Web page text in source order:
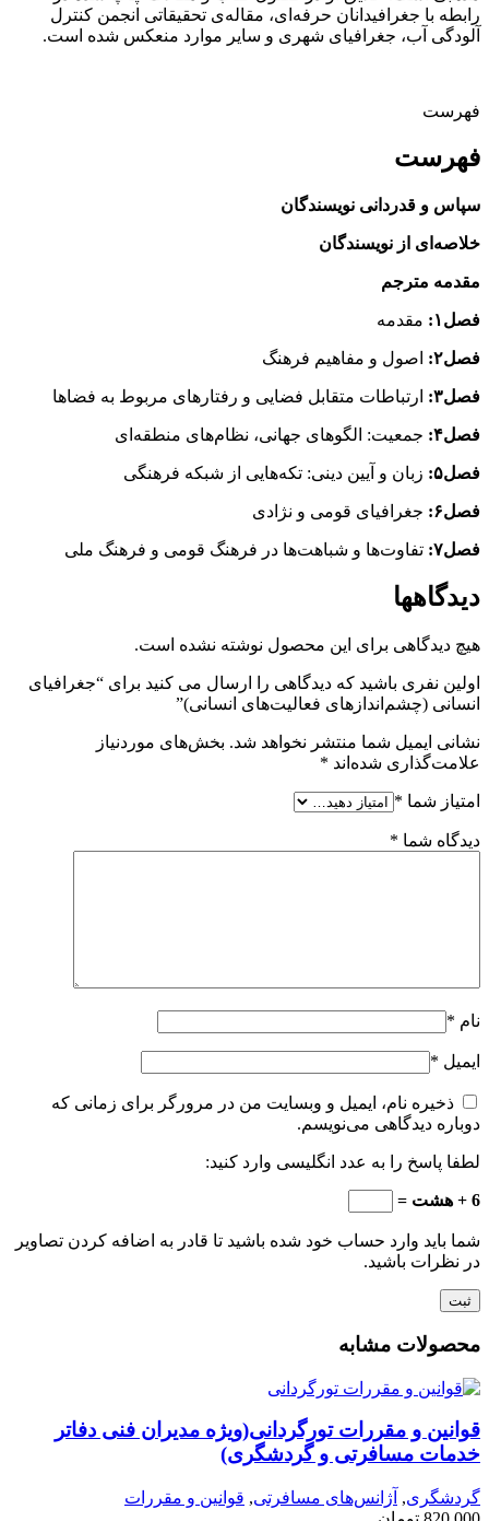
رابطه با جغرافیدانان حرفه‌ای، مقاله‌ی تحقیقاتی انجمن کنترل
آلودگی آب، جغرافیای شهری و سایر موارد منعکس شده است.
فهرست
فهرست
سپاس و قدردانی نویسندگان
خلاصه‌ای از نویسندگان
مقدمه مترجم
فصل۱: مقدمه
فصل۲: اصول و مفاهیم فرهنگ
فصل۳: ارتباطات متقابل فضایی و رفتارهای مربوط به فضاها
فصل۴: جمعیت: الگوهای جهانی، نظام‌های منطقه‌ای
فصل۵: زبان و آیین دینی: تکه‌هایی از شبکه فرهنگی
فصل۶: جغرافیای قومی و نژادی
فصل۷: تفاوت‌ها و شباهت‌ها در فرهنگ قومی و فرهنگ ملی
دیدگاهها
هیچ دیدگاهی برای این محصول نوشته نشده است.
اولین نفری باشید که دیدگاهی را ارسال می کنید برای “جغرافیای
انسانی (چشم‌اندازهای فعالیت‌های انسانی)”
نشانی ایمیل شما منتشر نخواهد شد. بخش‌های موردنیاز
علامت‌گذاری شده‌اند *
امتیاز شما *
دیدگاه شما *
نام *
ایمیل *
ذخیره نام، ایمیل و وبسایت من در مرورگر برای زمانی که
دوباره دیدگاهی می‌نویسم.
لطفا پاسخ را به عدد انگلیسی وارد کنید:
6 + هشت =
شما باید وارد حساب خود شده باشید تا قادر به اضافه کردن تصاویر
در نظرات باشید.
محصولات مشابه
قوانین و مقررات تورگردانی(ویژه مدیران فنی دفاتر
خدمات مسافرتی و گردشگری)
گردشگری, آژانس‌های مسافرتی, قوانین و مقررات